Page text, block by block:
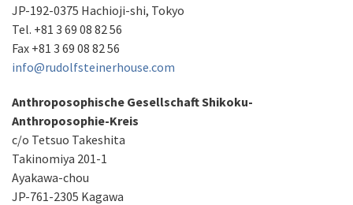
JP-192-0375 Hachioji-shi, Tokyo
Tel. +81 3 69 08 82 56
Fax +81 3 69 08 82 56
info@rudolfsteinerhouse.com
Anthroposophische Gesellschaft Shikoku-
Anthroposophie-Kreis
c/o Tetsuo Takeshita
Takinomiya 201-1
Ayakawa-chou
JP-761-2305 Kagawa